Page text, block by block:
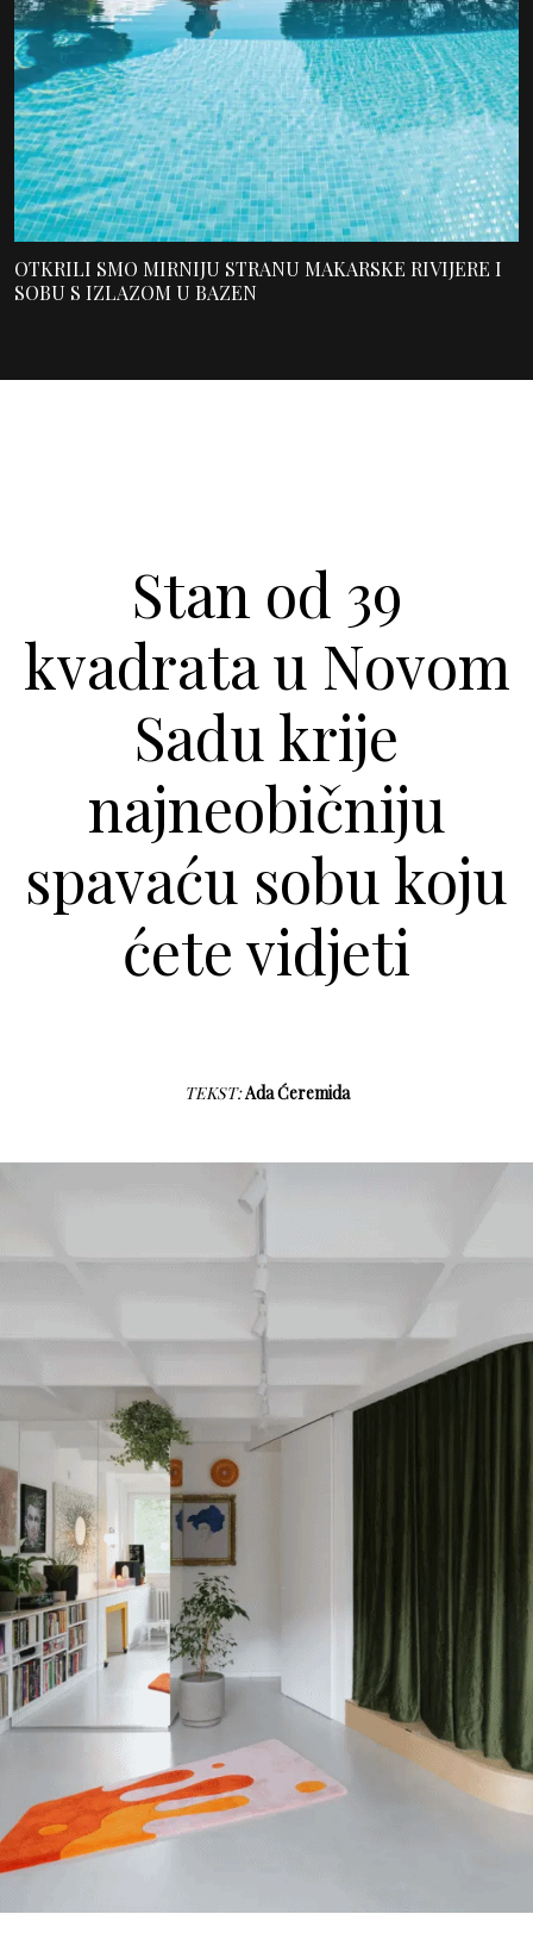
OTKRILI SMO MIRNIJU STRANU MAKARSKE RIVIJERE I
SOBU S IZLAZOM U BAZEN
Stan od 39
kvadrata u Novom
Sadu krije
najneobičniju
spavaću sobu koju
ćete vidjeti
TEKST:Ada Ćeremida